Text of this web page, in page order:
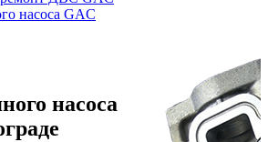
насоса GAC
насоса